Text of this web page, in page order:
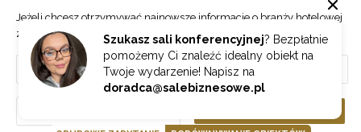
Szukasz sali konferencyjnej? Bezpłatnie
pomożemy Ci znaleźć idealny obiekt na
Twoje wydarzenie! Napisz na
doradca@salebiznesowe.pl
Jeżeli chcesz otrzymywać najnowsze informacje o branży hotelowej
zapisz się do naszego newslettera.